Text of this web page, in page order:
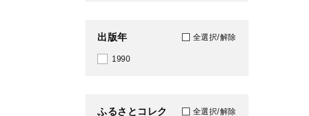
出版年 全選択/解除
1990
ふるさとコレク
全選択/解除